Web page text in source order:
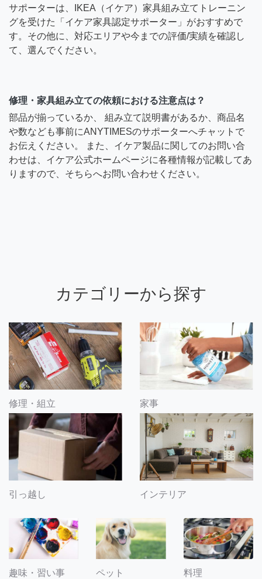
サポーターは、IKEA（イケア）家具組み立てトレーニン
グを受けた「イケア家具認定サポーター」がおすすめで
す。その他に、対応エリアや今までの評価/実績を確認し
て、選んでください。
修理・家具組み立ての依頼における注意点は？
部品が揃っているか、 組み立て説明書があるか、商品名
や数なども事前にANYTIMESのサポーターへチャットで
お伝えください。 また、イケア製品に関してのお問い合
わせは、イケア公式ホームページに各種情報が記載してあ
りますので、そちらへお問い合わせください。
カテゴリーから探す
修理・組立 家事
引っ越し インテリア
趣味・習い事 ペット 料理